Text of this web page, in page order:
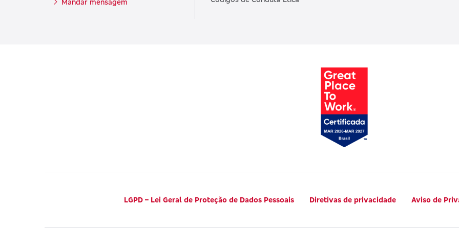
Mandar mensagem
LGPD – Lei Geral de Proteção de Dados Pessoais Diretivas de privacidade Aviso de